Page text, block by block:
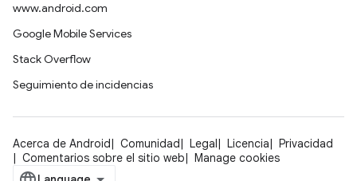
www.android.com
Google Mobile Services
Stack Overflow
Seguimiento de incidencias
Acerca de Android Comunidad Legal Licencia
Privacidad
Comentarios sobre el sitio web
Manage cookies